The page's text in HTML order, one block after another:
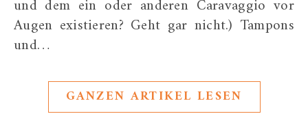
und dem ein oder anderen Caravaggio vor
Augen existieren? Geht gar nicht.) Tampons
und…
GANZEN ARTIKEL LESEN